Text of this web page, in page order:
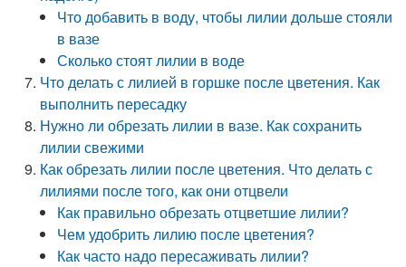
Что добавить в воду, чтобы лилии дольше стояли
в вазе
Сколько стоят лилии в воде
Что делать с лилией в горшке после цветения. Как
выполнить пересадку
Нужно ли обрезать лилии в вазе. Как сохранить
лилии свежими
Как обрезать лилии после цветения. Что делать с
лилиями после того, как они отцвели
Как правильно обрезать отцветшие лилии?
Чем удобрить лилию после цветения?
Как часто надо пересаживать лилии?